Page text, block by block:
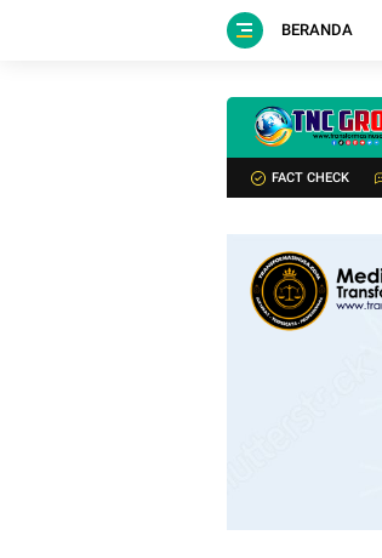
BERANDA
FACT CHECK